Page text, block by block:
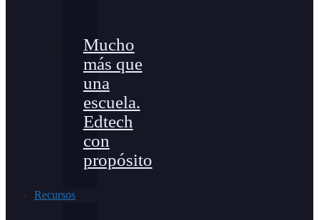
Mucho
más que
una
escuela.
Edtech
con
propósito
Recursos